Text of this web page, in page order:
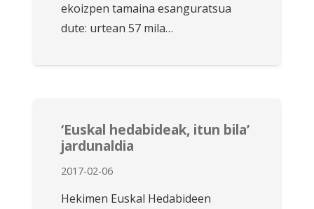
ekoizpen tamaina esanguratsua
dute: urtean 57 mila…
‘Euskal hedabideak, itun bila’
jardunaldia
2017-02-06
Hekimen Euskal Hedabideen